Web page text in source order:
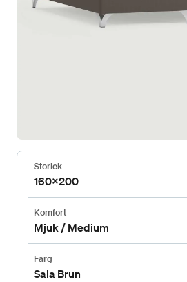
Storlek
160x200
Komfort
Mjuk / Medium
Färg
Sala Brun